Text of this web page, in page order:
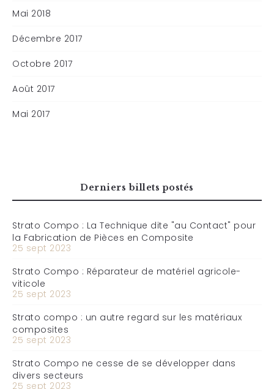
Mai 2018
Décembre 2017
Octobre 2017
Août 2017
Mai 2017
Derniers billets postés
Strato Compo : La Technique dite "au Contact" pour
la Fabrication de Pièces en Composite
25 sept 2023
Strato Compo : Réparateur de matériel agricole-
viticole
25 sept 2023
Strato compo : un autre regard sur les matériaux
composites
25 sept 2023
Strato Compo ne cesse de se développer dans
divers secteurs
25 sept 2023